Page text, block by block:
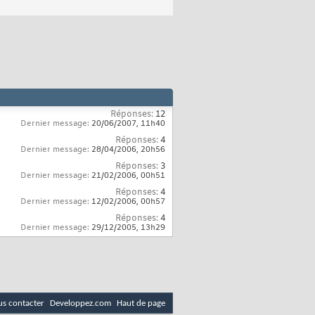
Réponses: 12
Dernier message: 20/06/2007, 11h40
Réponses:4
Dernier message: 28/04/2006, 20h56
Réponses: 3
Dernier message: 21/02/2006, 00h51
Réponses:4
Dernier message: 12/02/2006, 00h57
Réponses:4
Dernier message: 29/12/2005, 13h29
contacter Developpez.com Haut de page